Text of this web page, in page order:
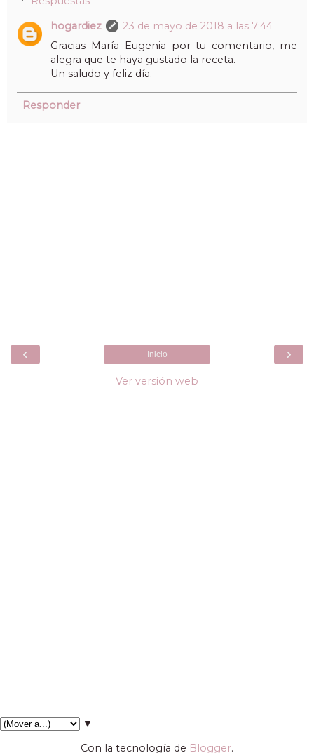
hogardiez
23 de mayo de 2018 a las 7:44
Gracias María Eugenia por tu comentario, me
alegra que te haya gustado la receta.
Un saludo y feliz día.
Responder
‹ ›
Inicio
Ver versión web
▼
Con la tecnología de Blogger.